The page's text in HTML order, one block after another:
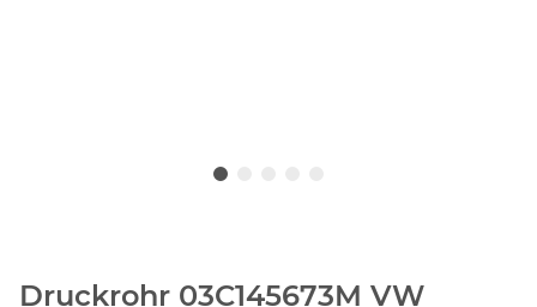
Druckrohr 03C145673M VW